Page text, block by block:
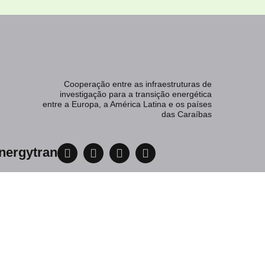
Cooperação entre as infraestruturas de
investigação para a transição energética
entre a Europa, a América Latina e os países
das Caraíbas